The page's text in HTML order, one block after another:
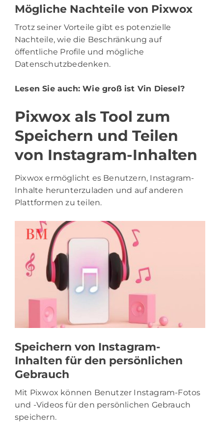
Mögliche Nachteile von Pixwox
Trotz seiner Vorteile gibt es potenzielle
Nachteile, wie die Beschränkung auf
öffentliche Profile und mögliche
Datenschutzbedenken.
Lesen Sie auch:Wie groß ist Vin Diesel?
Pixwox als Tool zum
Speichern und Teilen
von Instagram-Inhalten
Pixwox ermöglicht es Benutzern, Instagram-
Inhalte herunterzuladen und auf anderen
Plattformen zu teilen.
Speichern von Instagram-
Inhalten für den persönlichen
Gebrauch
Mit Pixwox können Benutzer Instagram-Fotos
und -Videos für den persönlichen Gebrauch
speichern.